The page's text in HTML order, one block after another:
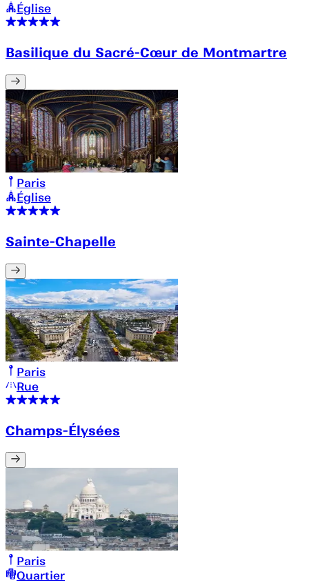
Église
Basilique du Sacré-Cœur de Montmartre
Paris
Église
Sainte-Chapelle
Paris
Rue
Champs-Élysées
Paris
Quartier